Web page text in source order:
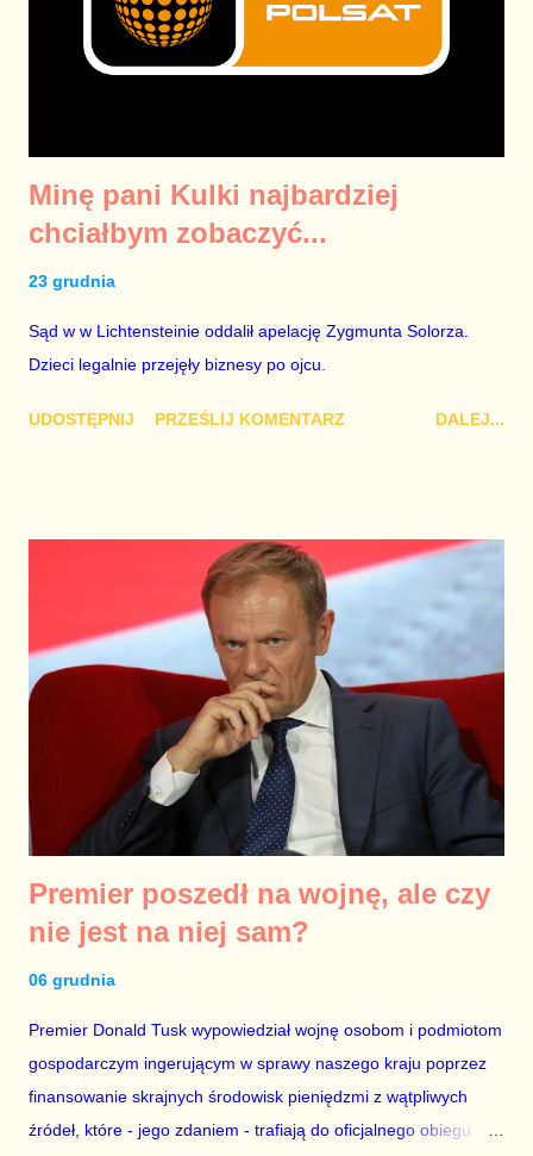
Minę pani Kulki najbardziej
chciałbym zobaczyć...
23 grudnia
Sąd w w Lichtensteinie oddalił apelację Zygmunta Solorza.
Dzieci legalnie przejęły biznesy po ojcu.
UDOSTĘPNIJ PRZEŚLIJ KOMENTARZ DALEJ...
Premier poszedł na wojnę, ale czy
nie jest na niej sam?
06 grudnia
Premier Donald Tusk wypowiedział wojnę osobom i podmiotom
gospodarczym ingerującym w sprawy naszego kraju poprzez
finansowanie skrajnych środowisk pieniędzmi z wątpliwych
źródeł, które - jego zdaniem - trafiają do oficjalnego obiegu